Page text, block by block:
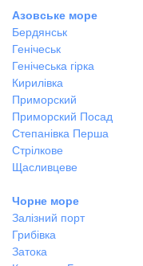
Азовське море
Бердянськ
Генічеськ
Генічеська гірка
Кирилівка
Приморский
Приморский Посад
Степанівка Перша
Стрілкове
Щасливцеве
Чорне море
Залізний порт
Грибівка
Затока